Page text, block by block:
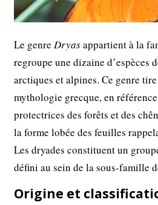
Le genreDryasappartient à la
regroupe une dizaine d’espèces
arctiques et alpines. Ce genre
mythologie grecque, en
protectrices des forêts et des
la forme lobée des feuilles
Les dryades constituent un
défini au sein de la sous-famille
Origine et